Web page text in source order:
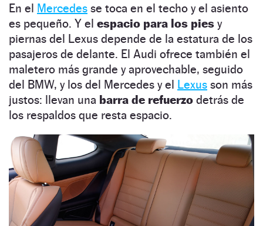
En el Mercedes se toca en el techo y el asiento
es pequeño. Y el espacio para los pies y
piernas del Lexus depende de la estatura de los
pasajeros de delante. El Audi ofrece también el
maletero más grande y aprovechable, seguido
del BMW, y los del Mercedes y el Lexus son más
justos: llevan una barra de refuerzo detrás de
los respaldos que resta espacio.